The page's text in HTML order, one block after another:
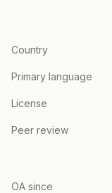
Country
Primary language
License
Peer review
OA since